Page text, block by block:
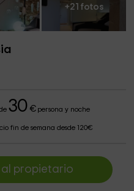
+21 fotos
30 €persona y noche
fin de semana desde 120€
al propietario